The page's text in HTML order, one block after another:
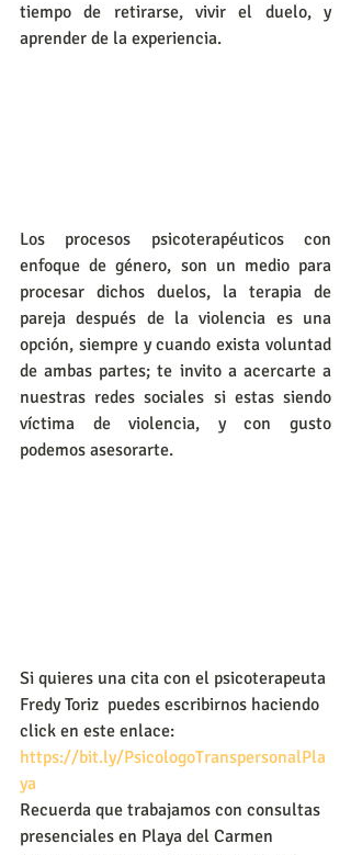
tiempo de retirarse, vivir el duelo, y
aprender de la experiencia.
Los procesos psicoterapéuticos con
enfoque de género, son un medio para
procesar dichos duelos, la terapia de
pareja después de la violencia es una
opción, siempre y cuando exista voluntad
de ambas partes; te invito a acercarte a
nuestras redes sociales si estas siendo
víctima de violencia, y con gusto
podemos asesorarte.
Si quieres una cita con el psicoterapeuta
Fredy Toriz  puedes escribirnos haciendo
click en este enlace:
https://bit.ly/PsicologoTranspersonalPla
ya
Recuerda que trabajamos con consultas
presenciales en Playa del Carmen